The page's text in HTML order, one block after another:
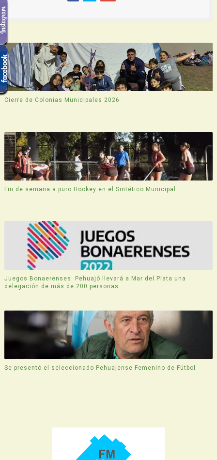
Cierre de Colonias Municipales 2026
Fin de semana a puro Hockey en el Sintético Municipal
Juegos Bonaerenses: Pehuajó llevará a Mar del Plata una
delegación de más de 200 personas
Se presentó el seleccionado Pehuajense Femenino de Fútbol